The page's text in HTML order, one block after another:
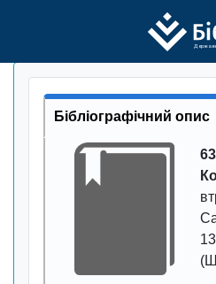
Дер
Бібліографічний опис
13